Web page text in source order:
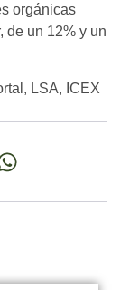
orgánicas
de un 12% y un
LSA, ICEX